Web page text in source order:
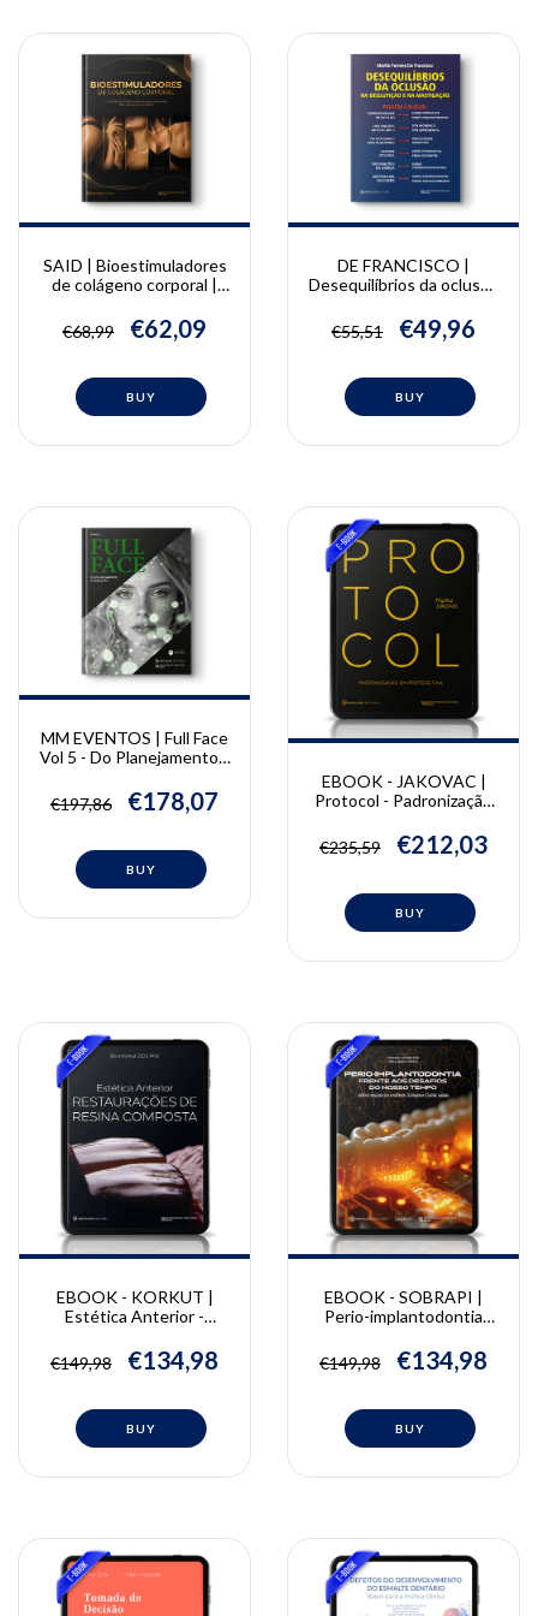
SAID | Bioestimuladores
de colágeno corporal |
€68,99
€62,09
DE FRANCISCO |
Desequilíbrios da oclusão
mastigação | Marilis
Ferreira De Francisco
€55,51 €49,96
MM EVENTOS | Full Face
Vol 5 - Do Planejamento à
€197,86
€178,07
EBOOK - JAKOVAC |
Protocol - Padronização
Jakovac
€235,59 €212,03
EBOOK - KORKUT |
Estética Anterior -
Composta | Bora Korkut
€149,98 €134,98
EBOOK - SOBRAPI |
Perio-implantodontia
Nosso Tempo
€149,98 €134,98